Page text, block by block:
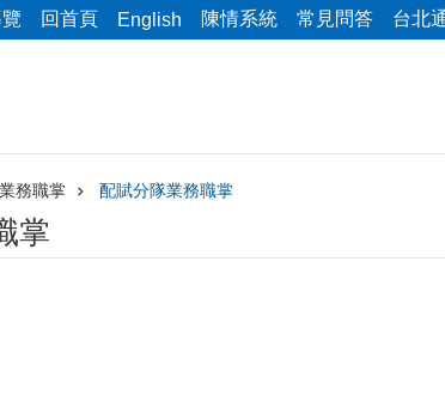
回首頁 English 陳情系統 常見問答 台北
業務職掌 配賦分隊業務職掌
掌